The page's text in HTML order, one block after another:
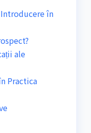
în
ale
Practica